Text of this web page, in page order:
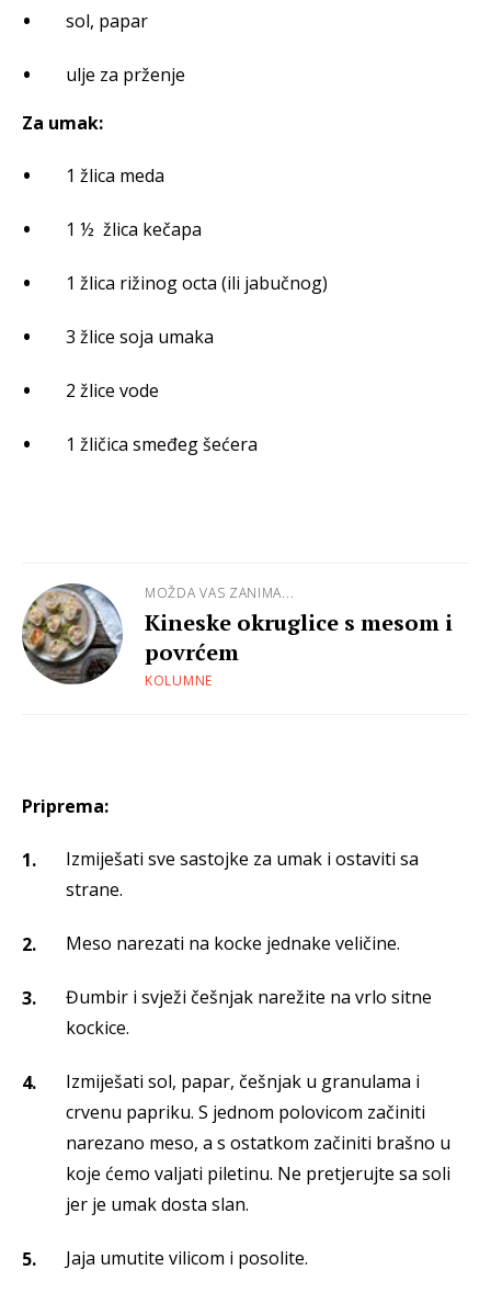
sol, papar
ulje za prženje
Za umak:
1 žlica meda
1 ½ žlica kečapa
1 žlica rižinog octa (ili jabučnog)
3 žlice soja umaka
2 žlice vode
1 žličica smeđeg šećera
MOŽDA VAS ZANIMA...
Kineske okruglice s mesom i
povrćem
KOLUMNE
Priprema:
Izmiješati sve sastojke za umak i ostaviti sa
strane.
Meso narezati na kocke jednake veličine.
Đumbir i svježi češnjak narežite na vrlo sitne
kockice.
Izmiješati sol, papar, češnjak u granulama i
crvenu papriku. S jednom polovicom začiniti
narezano meso, a s ostatkom začiniti brašno u
koje ćemo valjati piletinu. Ne pretjerujte sa soli
jer je umak dosta slan.
Jaja umutite vilicom i posolite.